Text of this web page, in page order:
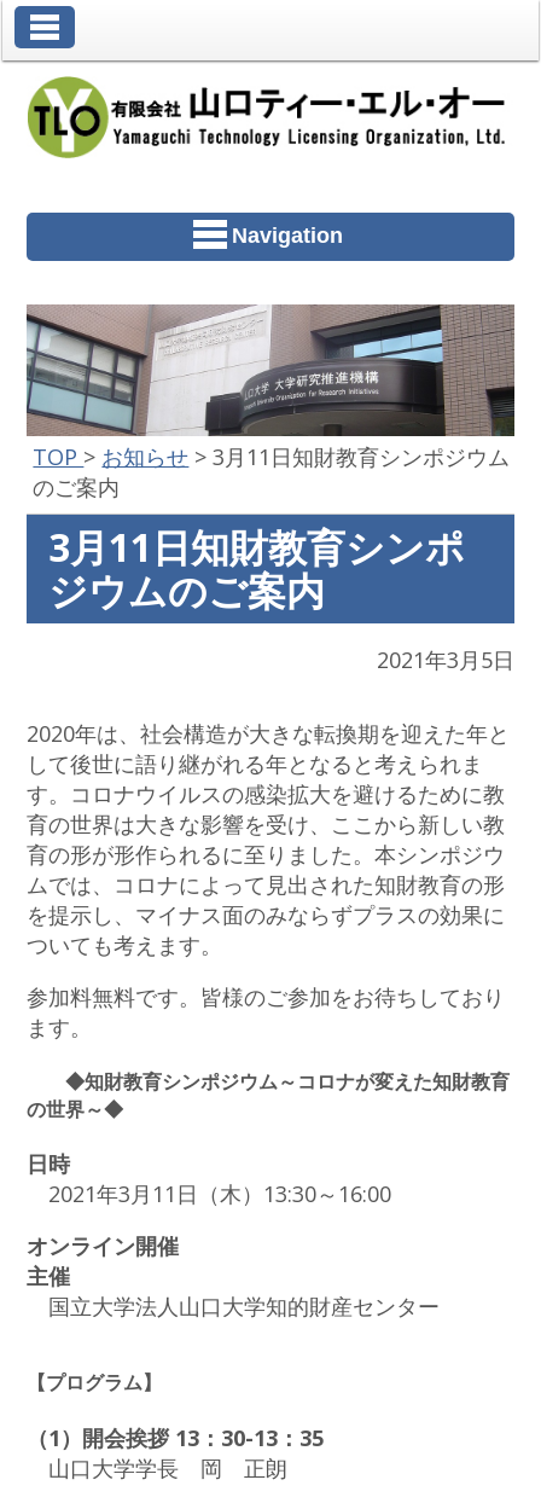
Navigation
TOP > お知らせ >3月11日知財教育シンポジウム
のご案内
3月11日知財教育シンポ
ジウムのご案内
2021年3月5日
2020年は、社会構造が大きな転換期を迎えた年と
して後世に語り継がれる年となると考えられま
す。コロナウイルスの感染拡大を避けるために教
育の世界は大きな影響を受け、ここから新しい教
育の形が形作られるに至りました。本シンポジウ
ムでは、コロナによって見出された知財教育の形
を提示し、マイナス面のみならずプラスの効果に
ついても考えます。
参加料無料です。皆様のご参加をお待ちしており
ます。
◆知財教育シンポジウム～コロナが変えた知財教育
の世界～◆
日時
2021年3月11日（木）13:30～16:00
オンライン開催
主催
国立大学法人山口大学知的財産センター
【プログラム】
（1）開会挨拶 13：30-13：35
山口大学学長 岡 正朗